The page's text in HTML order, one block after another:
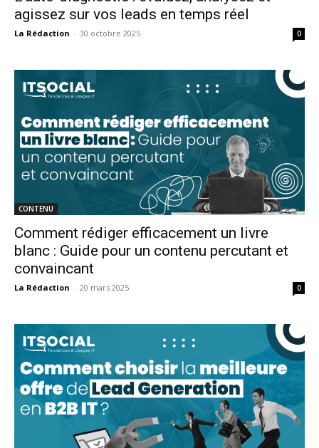
agissez sur vos leads en temps réel
La Rédaction - 30 octobre 2025 0
CONTENU
Comment rédiger efficacement un livre
blanc : Guide pour un contenu percutant et
convaincant
La Rédaction - 20 mars 2025 0